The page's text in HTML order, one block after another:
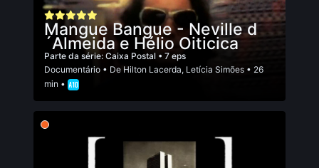
Mangue Bangue - Neville d
´Almeida e Hélio Oiticica
Parte da série: Caixa Postal • 7 eps
Documentário • De Hilton Lacerda, Letí­cia Simões • 26
min •